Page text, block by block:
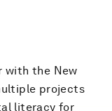
with the New
projects
literacy for